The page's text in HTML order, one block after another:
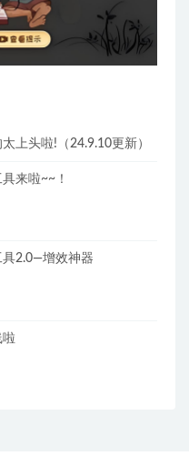
上头啦!（24.9.10更新）
来啦~~！
2.0—增效神器